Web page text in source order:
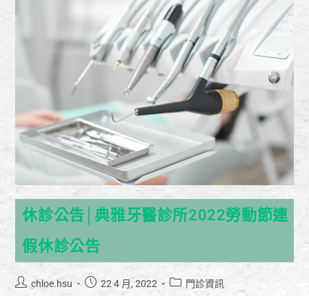
休診公告│典雅牙醫診所2022勞動節連
假休診公告
chloe.hsu 22 4 月, 2022 門診資訊